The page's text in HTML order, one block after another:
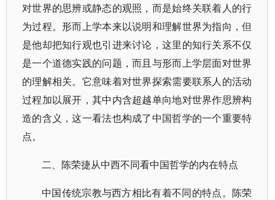
对世界的思辨或静态的观照，而是始终关联着人的行
为过程。形而上学本来以说明和理解世界为指向，但
是他却把知行观也引进来讨论，这里的知行关系不仅
是一个道德实践的问题，而且与形而上学层面对世界
的理解相关。它意味着对世界探索需要联系人的活动
过程加以展开，其中内含超越单向地对世界作思辨构
造的含义，这一看法也构成了中国哲学的一个重要特
点。
二、陈荣捷从中西不同看中国哲学的内在特点
中国传统宗教与西方相比有着不同的特点。陈荣